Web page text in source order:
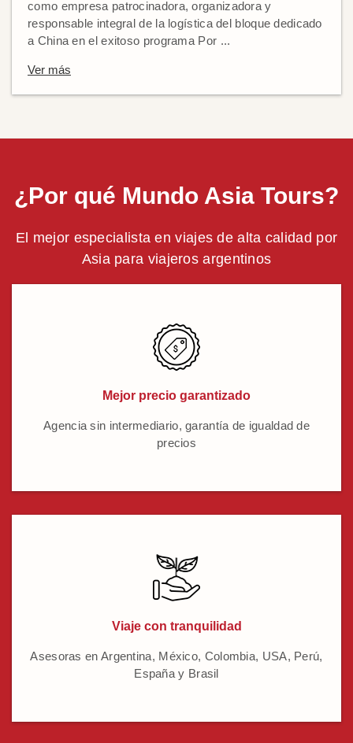
como empresa patrocinadora, organizadora y
responsable integral de la logística del bloque dedicado
a China en el exitoso programa Por ...
Ver más
¿Por qué Mundo Asia Tours?
El mejor especialista en viajes de alta calidad por
Asia para viajeros argentinos
Mejor precio garantizado
Agencia sin intermediario, garantía de igualdad de
precios
Viaje con tranquilidad
Asesoras en Argentina, México, Colombia, USA, Perú,
España y Brasil